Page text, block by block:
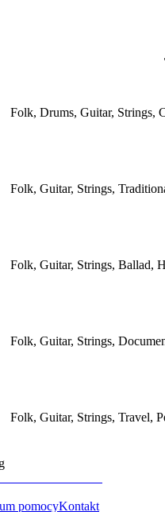
Folk, Drums, Guitar, Strings,
Folk, Guitar, Strings,
Folk, Guitar, Strings, Ballad,
Folk, Guitar, Strings,
Folk, Guitar, Strings, Travel,
pomocyKontakt